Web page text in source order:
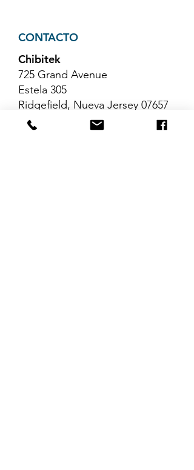
CONTACTO
Chibitek
725 Grand Avenue
Estela 305
Ridgefield, Nueva Jersey 07657
Teléfono 888-585-6823